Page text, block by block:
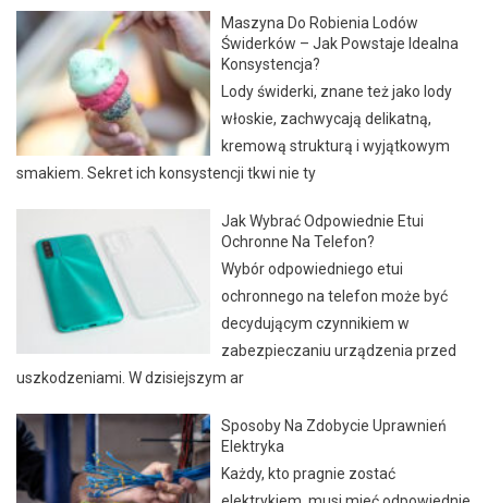
Maszyna Do Robienia Lodów
Świderków – Jak Powstaje Idealna
Konsystencja?
Lody świderki, znane też jako lody
włoskie, zachwycają delikatną,
kremową strukturą i wyjątkowym
smakiem. Sekret ich konsystencji tkwi nie ty
Jak Wybrać Odpowiednie Etui
Ochronne Na Telefon?
Wybór odpowiedniego etui
ochronnego na telefon może być
decydującym czynnikiem w
zabezpieczaniu urządzenia przed
uszkodzeniami. W dzisiejszym ar
Sposoby Na Zdobycie Uprawnień
Elektryka
Każdy, kto pragnie zostać